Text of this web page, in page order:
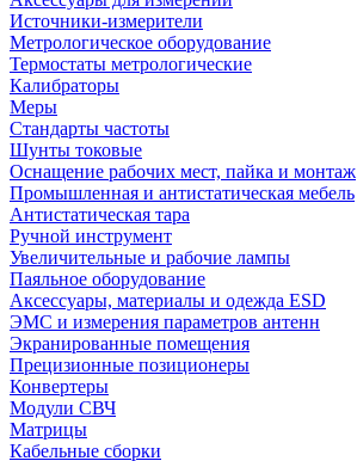
Источники-измерители
Метрологическое оборудование
Термостаты метрологические
Калибраторы
Меры
Стандарты частоты
Шунты токовые
Оснащение рабочих мест, пайка и монтаж
Промышленная и антистатическая мебель
Антистатическая тара
Ручной инструмент
Увеличительные и рабочие лампы
Паяльное оборудование
Аксессуары, материалы и одежда ESD
ЭМС и измерения параметров антенн
Экранированные помещения
Прецизионные позиционеры
Конвертеры
Модули СВЧ
Матрицы
Кабельные сборки